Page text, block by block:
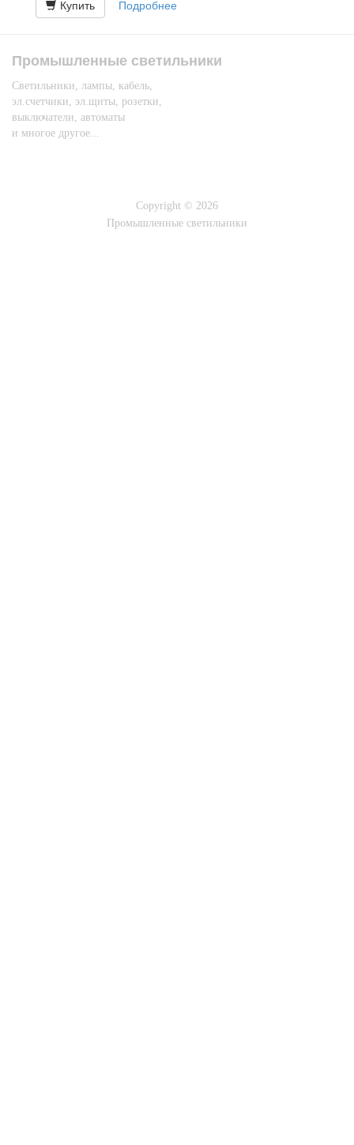
Купить Подробнее
Промышленные светильники
Светильники, лампы, кабель,
эл.счетчики, эл.щиты, розетки,
выключатели, автоматы
и многое другое...
Copyright © 2026
Промышленные светильники